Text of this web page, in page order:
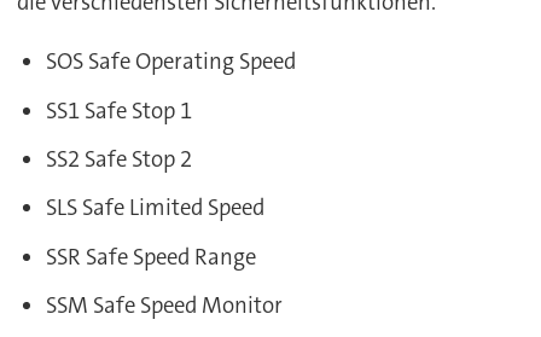
SOS Safe Operating Speed
SS1 Safe Stop 1
SS2 Safe Stop 2
SLS Safe Limited Speed
SSR Safe Speed Range
SSM Safe Speed Monitor